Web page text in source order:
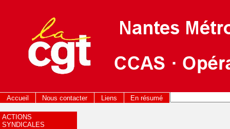
Accueil Nous contacter Liens En résumé
ACTIONS
SYNDICALES